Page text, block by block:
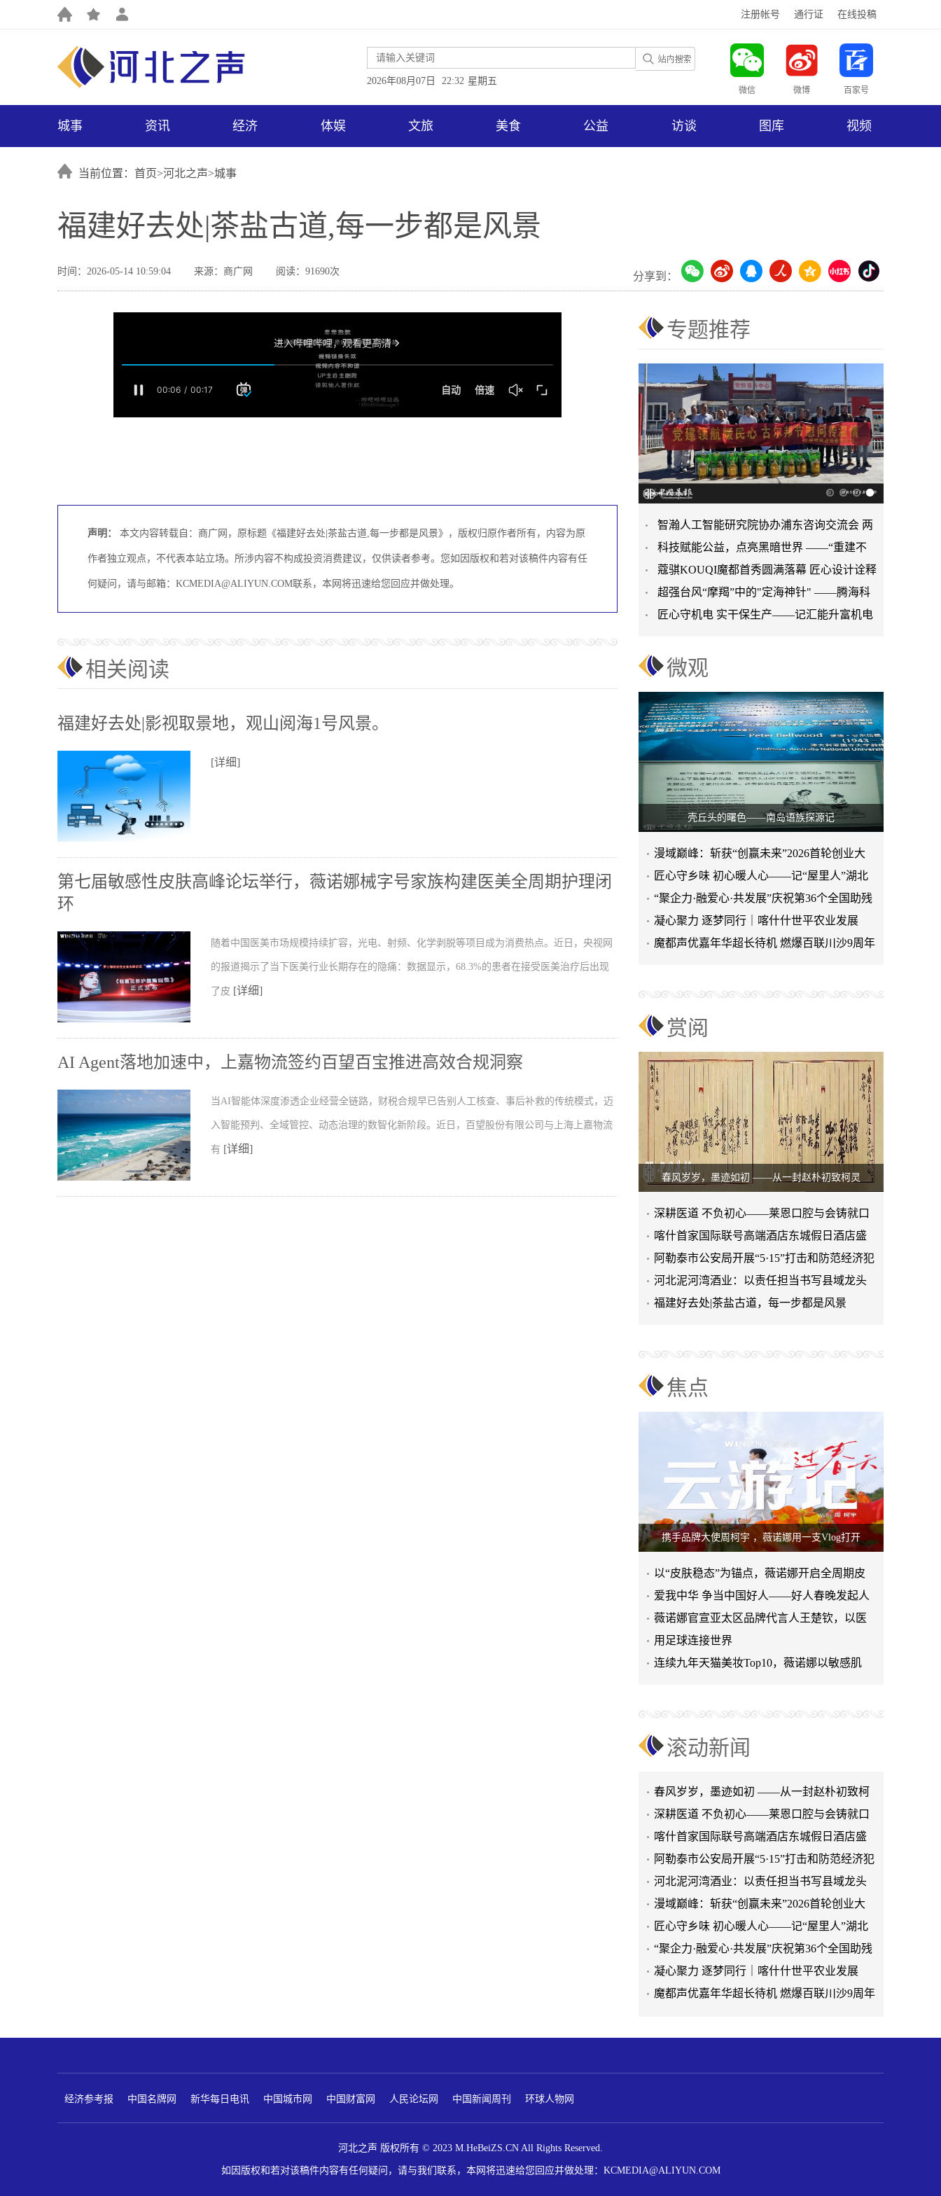
注册帐号 通行证 在线投稿
微信 微博 百家号
2026年08月07日 22:32 星期五
城事 资讯 经济 体娱 文旅 美食 公益 访谈 图库 视频
当前位置：首页>河北之声>城事
福建好去处|茶盐古道,每一步都是风景
时间：2026-05-14 10:59:04 来源：商广网 阅读：91690次 分享到：
声明： 本文内容转载自：商广网，原标题《福建好去处|茶盐古道,每一步都是风景》，版权归原作者所有，内容为原
作者独立观点，不代表本站立场。所涉内容不构成投资消费建议，仅供读者参考。您如因版权和若对该稿件内容有任
何疑问，请与邮箱：KCMEDIA@ALIYUN.COM联系，本网将迅速给您回应并做处理。
相关阅读
福建好去处|影视取景地，观山阅海1号风景。
[详细]
第七届敏感性皮肤高峰论坛举行，薇诺娜械字号家族构建医美全周期护理闭
环
随着中国医美市场规模持续扩容，光电、射频、化学剥脱等项目成为消费热点。近日，央视网
的报道揭示了当下医美行业长期存在的隐痛：数据显示，68.3%的患者在接受医美治疗后出现
了皮 [详细]
AI Agent落地加速中，上嘉物流签约百望百宝推进高效合规洞察
当AI智能体深度渗透企业经营全链路，财税合规早已告别人工核查、事后补救的传统模式，迈
入智能预判、全域管控、动态治理的数智化新阶段。近日，百望股份有限公司与上海上嘉物流
有 [详细]
专题推荐
智瀚人工智能研究院协办浦东咨询交流会 两
大新质生产力白皮书重
​科技赋能公益，点亮黑暗世界 ——“重建不
被遗忘的光” 公益眼
蔻骐KOUQI魔都首秀圆满落幕 匠心设计诠释
现代服饰新美学
​超强台风“摩羯”中的"定海神针" ——腾海科
技3米海上风电场
匠心守机电 实干保生产——记汇能升富机电
微观
壳丘头的曙色——南岛语族探源记
漫域巅峰：斩获“创赢未来”2026首轮创业大
赛第一名，成为耀眼的明星
​匠心守乡味 初心暖人心——记“屋里人”湖北
菜创始人张旭花
“聚企力·融爱心·共发展”庆祝第36个全国助残
日
凝心聚力 逐梦同行｜喀什什世平农业发展
（集团）举行主题团建活动
​魔都声优嘉年华超长待机 燃爆百联川沙9周年
赏阅
春风岁岁，墨迹如初 ——从一封赵朴初致柯灵
深耕医道 不负初心——莱恩口腔与会铸就口
腔医疗的崛起之路
喀什首家国际联号高端酒店东城假日酒店盛
大开业
阿勒泰市公安局开展“5·15”打击和防范经济犯
罪集中宣传活动
河北泥河湾酒业：以责任担当书写县域龙头
企业发展新篇
福建好去处|茶盐古道，每一步都是风景
焦点
携手品牌大使周柯宇 ，薇诺娜用一支Vlog打开
以“皮肤稳态”为锚点，薇诺娜开启全周期皮
肤健康管理新路径
爱我中华 争当中国好人——好人春晚发起人
总导演 总策划杨建红
薇诺娜官宣亚太区品牌代言人王楚钦，以医
学基因铸就国货护肤标杆
用足球连接世界
连续九年天猫美妆Top10，薇诺娜以敏感肌
滚动新闻
漫域巅峰：斩获“创赢未来”2026首轮创业大
菜创始人张旭花
“聚企力·融爱心·共发展”庆祝第36个全国助残
日
凝心聚力 逐梦同行｜喀什什世平农业发展
（集团）举行主题团建活动
​魔都声优嘉年华超长待机 燃爆百联川沙9周年
大开业
阿勒泰市公安局开展“5·15”打击和防范经济犯
经济参考报 中国名牌网 新华每日电讯 中国城市网 中国财富网 人民论坛网 中国新闻周刊 环球人物网
河北之声 版权所有 © 2023 M.HeBeiZS.CN All Rights Reserved.
如因版权和若对该稿件内容有任何疑问，请与我们联系，本网将迅速给您回应并做处理：KCMEDIA@ALIYUN.COM